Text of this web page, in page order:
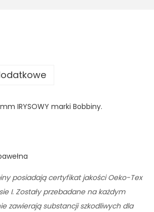
IRYSOWY marki Bobbiny.
posiadają certyfikat jakości Oeko-Tex
I. Zostały przebadane na każdym
zawierają substancji szkodliwych dla